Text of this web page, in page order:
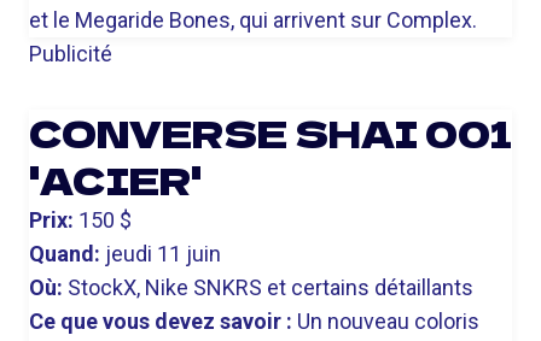
et le Megaride Bones, qui arrivent sur Complex.
Publicité
CONVERSE SHAI 001
'ACIER'
Prix: 150 $
Quand: jeudi 11 juin
Où: StockX, Nike SNKRS et certains détaillants
Ce que vous devez savoir : Un nouveau coloris